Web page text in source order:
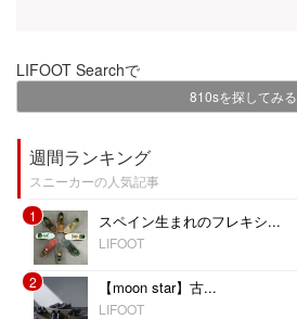
LIFOOT Searchで
810sを探してみる
週間ランキング
スニーカーの人気記事
1
スペイン生まれのフレキシ...
LIFOOT
2 【moon star】古...
LIFOOT